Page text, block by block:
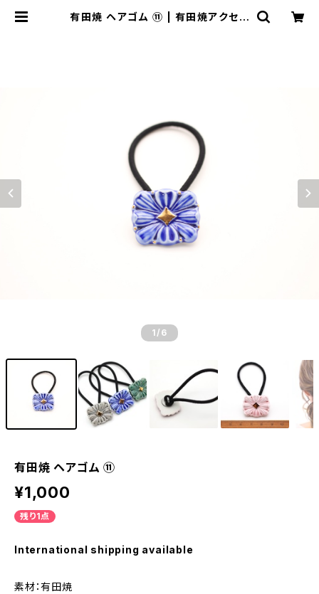
有田焼 ヘアゴム ⑪ | 有田焼アクセサ
1 /6
有田焼 ヘアゴム ⑪
¥1,000
残り1点
International shipping available
素材：有田焼